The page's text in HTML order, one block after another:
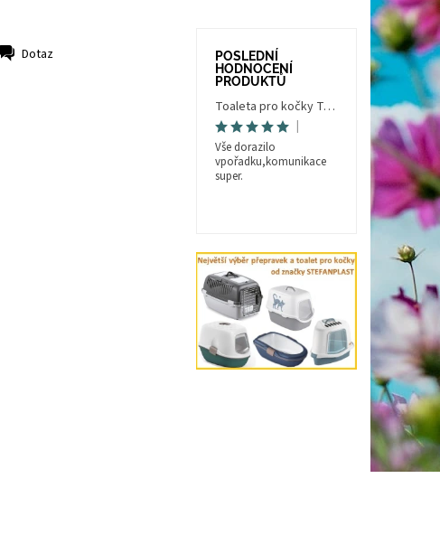
Dotaz
POSLEDNÍ
HODNOCENÍ
PRODUKTŮ
Toaleta pro kočky Trés Chic Indoor Filter, krytá - kočičí WC s filtrem, holubí šedá/bílá
|
Vše dorazilo
vpořadku,komunikace
super.